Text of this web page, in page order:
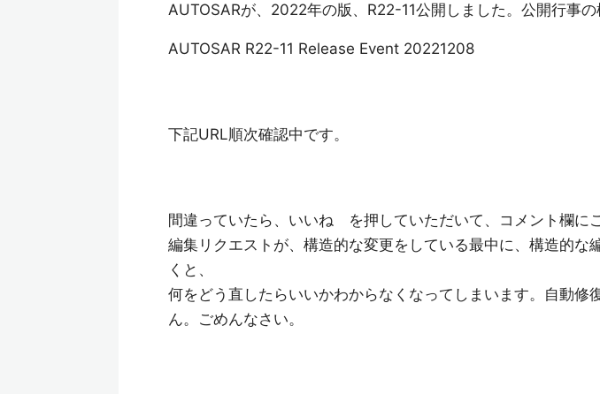
AUTOSARが、2022年の版、R22-11公開しました。公開行事の
AUTOSAR R22-11 Release Event 20221208
下記URL順次確認中です。
間違っていたら、いいね を押していただいて、コメント欄に
編集リクエストが、構造的な変更をしている最中に、構造的な
くと、
何をどう直したらいいかわからなくなってしまいます。自動修
ん。ごめんなさい。